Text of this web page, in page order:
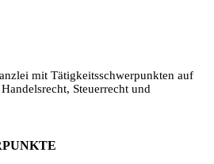
mit Tätigkeitsschwerpunkten auf
Steuerrecht und